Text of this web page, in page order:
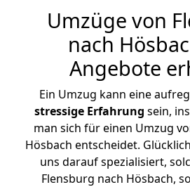
Umzüge von
nach
Angebote
Ein Umzug kann eine
stressige Erfahrung sein,
man sich für einen Umzug
Hösbach entscheidet.
uns darauf spezialisiert,
Flensburg nach Hösbach,